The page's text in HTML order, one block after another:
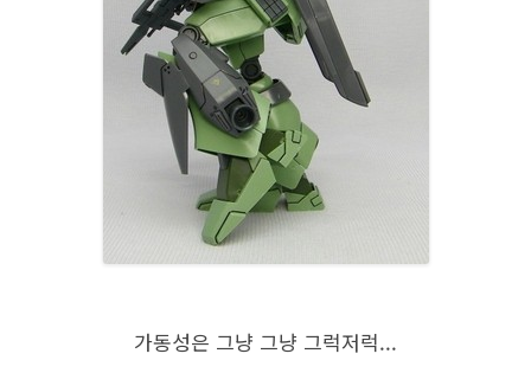
가동성은 그냥 그냥 그럭저럭...